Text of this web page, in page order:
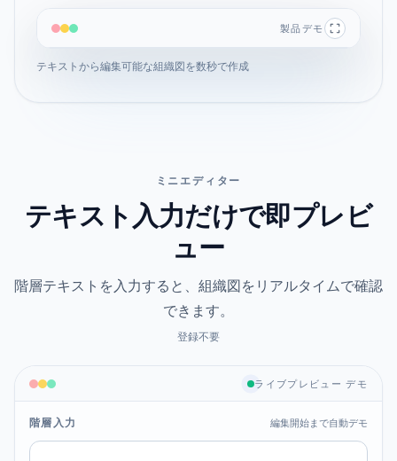
製品デモ
階層テキスト
テキストから編集可能な組織図を数秒で作成
ミニエディター
テキスト入力だけで即プレビ
ュー
階層テキストを入力すると、組織図をリアルタイムで確認
できます。
登録不要
ライブプレビュー デモ
階層入力 編集開始まで自動デモ